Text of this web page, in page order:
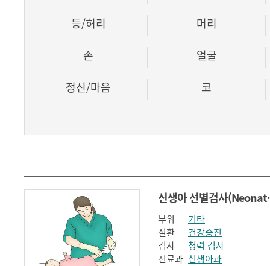
등/허리
머리
손
얼굴
정신/마음
코
신생
부위
기타
질환
건강증진
검사
청력 검사
진료과 신생아과